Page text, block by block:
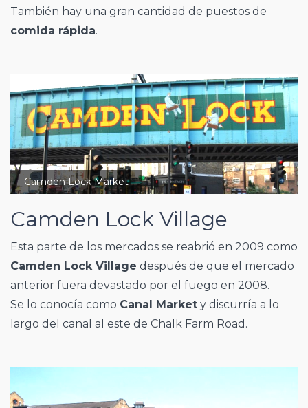
También hay una gran cantidad de puestos de
comida rápida.
Camden Lock Market
Camden Lock Village
Esta parte de los mercados se reabrió en 2009 como
Camden Lock Village después de que el mercado
anterior fuera devastado por el fuego en 2008.
Se lo conocía como Canal Market y discurría a lo
largo del canal al este de Chalk Farm Road.